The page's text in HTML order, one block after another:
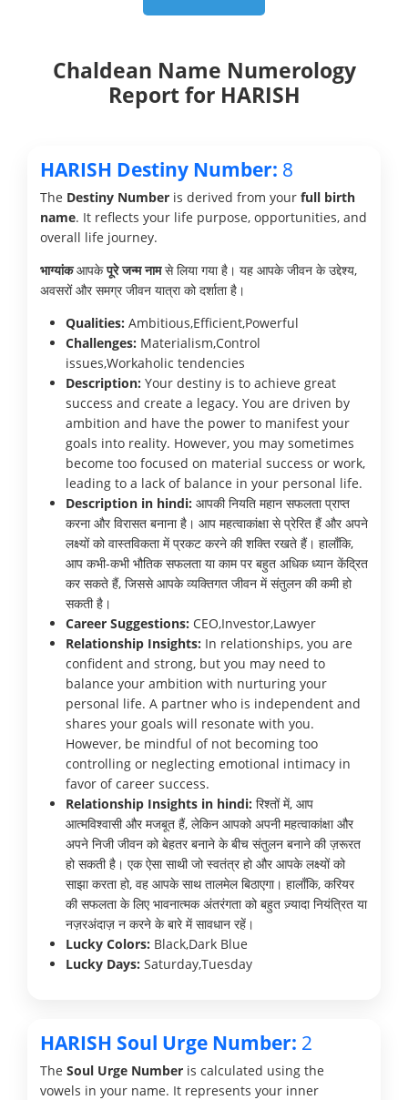
Chaldean Name Numerology
Report for HARISH
HARISH Destiny Number: 8
The Destiny Number is derived from your full birth
name. It reflects your life purpose, opportunities, and
overall life journey.
भाग्यांकआपकेपूरे जन्म नामसे लिया गया है। यह आपके जीवन के उद्देश्य,
अवसरों और समग्र जीवन यात्रा को दर्शाता है।
Qualities: Ambitious,Efficient,Powerful
Challenges: Materialism,Control
issues,Workaholic tendencies
Description: Your destiny is to achieve great
success and create a legacy. You are driven by
ambition and have the power to manifest your
goals into reality. However, you may sometimes
become too focused on material success or work,
leading to a lack of balance in your personal life.
Description in hindi: आपकी नियति महान सफलता प्राप्त
करना और विरासत बनाना है। आप महत्वाकांक्षा से प्रेरित हैं और अपने
लक्ष्यों को वास्तविकता में प्रकट करने की शक्ति रखते हैं। हालाँकि,
आप कभी-कभी भौतिक सफलता या काम पर बहुत अधिक ध्यान केंद्रित
कर सकते हैं, जिससे आपके व्यक्तिगत जीवन में संतुलन की कमी हो
सकती है।
Career Suggestions: CEO,Investor,Lawyer
Relationship Insights: In relationships, you are
confident and strong, but you may need to
balance your ambition with nurturing your
personal life. A partner who is independent and
shares your goals will resonate with you.
However, be mindful of not becoming too
controlling or neglecting emotional intimacy in
favor of career success.
Relationship Insights in hindi: रिश्तों में, आप
आत्मविश्वासी और मजबूत हैं, लेकिन आपको अपनी महत्वाकांक्षा और
अपने निजी जीवन को बेहतर बनाने के बीच संतुलन बनाने की ज़रूरत
हो सकती है। एक ऐसा साथी जो स्वतंत्र हो और आपके लक्ष्यों को
साझा करता हो, वह आपके साथ तालमेल बिठाएगा। हालाँकि, करियर
की सफलता के लिए भावनात्मक अंतरंगता को बहुत ज़्यादा नियंत्रित या
नज़रअंदाज़ न करने के बारे में सावधान रहें।
Lucky Colors: Black,Dark Blue
Lucky Days: Saturday,Tuesday
HARISH Soul Urge Number: 2
The Soul Urge Number is calculated using the
vowels in your name. It represents your inner